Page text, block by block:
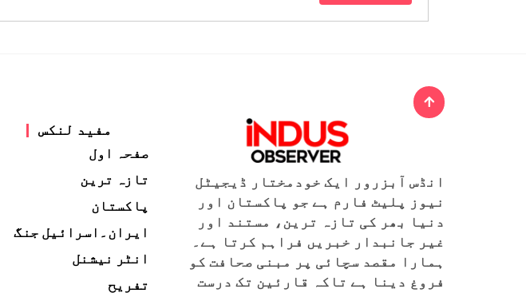
انڈس آبزرور ایک خودمختار ڈیجیٹل
نیوز پلیٹ فارم ہے جو پاکستان اور
دنیا بھر کی تازہ ترین، مستند اور
غیر جانبدار خبریں فراہم کرتا ہے۔
ہمارا مقصد سچائی پر مبنی صحافت کو
فروغ دینا ہے تاکہ قارئین تک درست
مفید لنکس
صفحہ اول
تازہ ترین
پاکستان
ایران۔اسرائیل جنگ
انٹر نیشنل
تفریح